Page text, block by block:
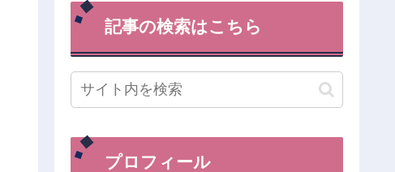
記事の検索はこちら
プロフィール